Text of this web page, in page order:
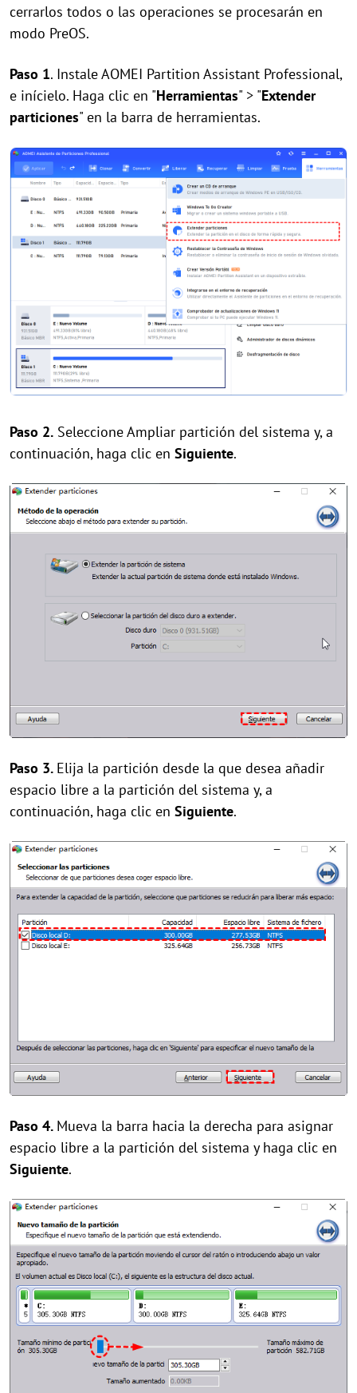
cerrarlos todos o las operaciones se procesarán en
modo PreOS.
Paso 1. Instale AOMEI Partition Assistant Professional,
e inícielo. Haga clic en "Herramientas" > "Extender
particiones" en la barra de herramientas.
Paso 2. Seleccione Ampliar partición del sistema y, a
continuación, haga clic en Siguiente.
Paso 3. Elija la partición desde la que desea añadir
espacio libre a la partición del sistema y, a
continuación, haga clic en Siguiente.
Paso 4. Mueva la barra hacia la derecha para asignar
espacio libre a la partición del sistema y haga clic en
Siguiente.